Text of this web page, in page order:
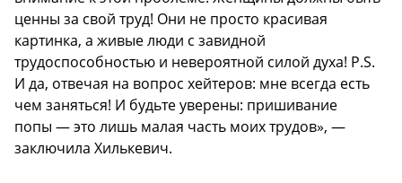
ценны за свой труд! Они не просто красивая
картинка, а живые люди с завидной
трудоспособностью и невероятной силой духа! P.S.
И да, отвечая на вопрос хейтеров: мне всегда есть
чем заняться! И будьте уверены: пришивание
попы — это лишь малая часть моих трудов», —
заключила Хилькевич.